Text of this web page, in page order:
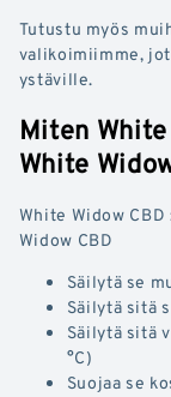
Tutustu myös
valikoimiimme,
ystäville.
Miten
White
White Widow
Widow CBD
Säilytä se
Säilytä sitä
Säilytä sitä
°C)
Suojaa se